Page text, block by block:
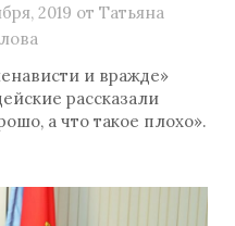
2019 от Татьяна
и вражде»
рассказали
а что такое плохо».